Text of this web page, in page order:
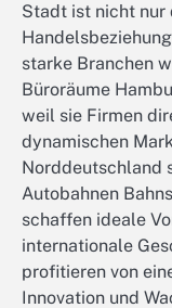
Stadt ist nicht nur
starke Branchen
Büroräume
weil sie Firmen
dynamischen
Norddeutschland
Autobahnen
schaffen ideale
internationale
profitieren von
Innovation und